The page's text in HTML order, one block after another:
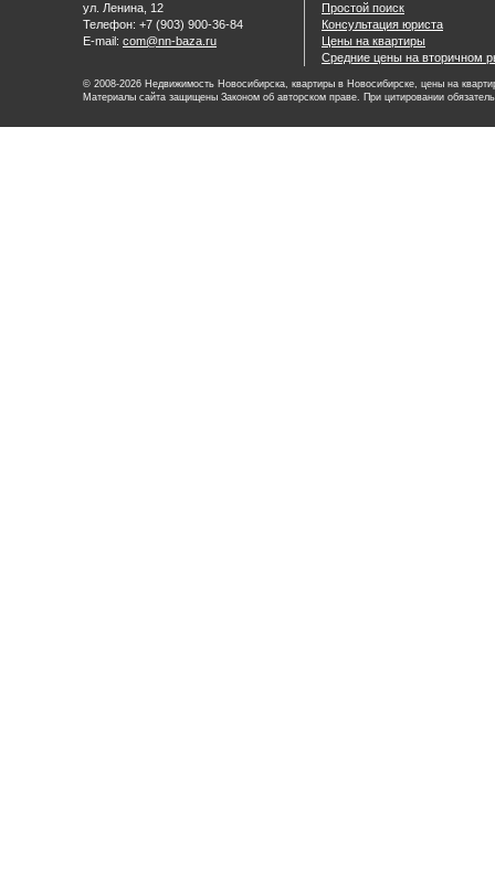
ул. Ленина, 12
Телефон: +7 (903) 900-36-84
E-mail: com@nn-baza.ru
Простой поиск
Консультация юриста
Цены на квартиры
Средние цены на вторичном
© 2008-2026 Недвижимость Новосибирска, квартиры в Новосибирске, цены на
Материалы сайта защищены Законом об авторском праве. При цитировании